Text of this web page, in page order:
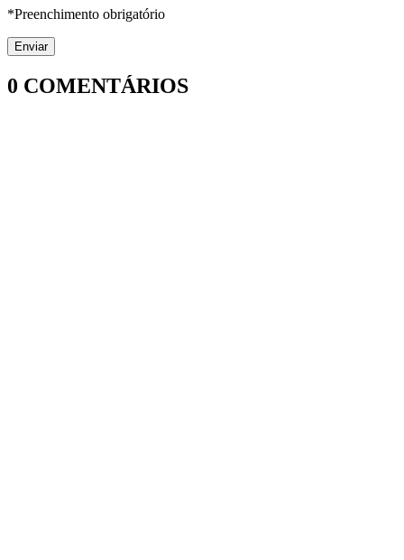
*Preenchimento obrigatório
0 COMENTÁRIOS